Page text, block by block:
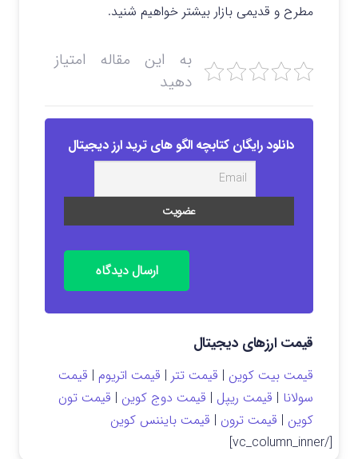
مطرح و قدیمی بازار بیشتر خواهیم شنید.
به این مقاله امتیاز
دهید
دانلود رایگان کتابچه الگو های ترید ارز دیجیتال
ارسال دیدگاه
قیمت ارزهای دیجیتال
قیمت بیت کوین | قیمت تتر | قیمت اتریوم | قیمت
سولانا | قیمت ریپل | قیمت دوج کوین | قیمت تون
کوین | قیمت ترون | قیمت بایننس کوین
[/vc_column_inner]